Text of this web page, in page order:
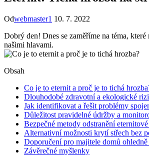
Odwebmaster1 10. 7. 2022
Dobrý den! Dnes se zaměříme na téma,
našimi hlavami.
Obsah
Co je to eternit a proč je to tichá
Dlouhodobé zdravotní a ekologické
Jak identifikovat a řešit problémy
Důležitost pravidelné údržby a
Bezpečné metody odstranění
Alternativní možnosti krytí střech bez
Doporučení pro majitele domů
Závěrečné myšlenky